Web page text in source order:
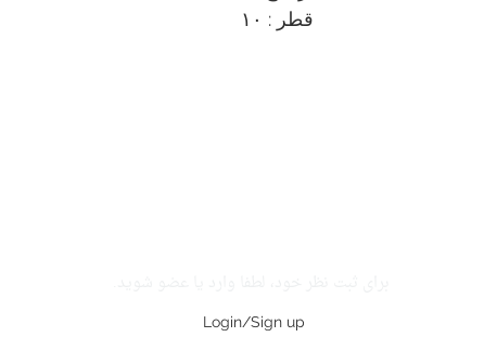
قطر : ۱۰
Login/Sign up